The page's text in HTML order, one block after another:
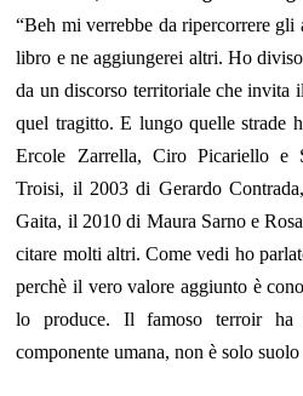
“Beh mi verrebbe da ripercorrere gli
libro e ne aggiungerei altri. Ho
da un discorso territoriale che invita
quel tragitto. E lungo quelle strade
Ercole Zarrella, Ciro Picariello e
Troisi, il 2003 di Gerardo
Gaita, il 2010 di Maura Sarno e
citare molti altri. Come vedi ho
perchè il vero valore aggiunto è
lo produce. Il famoso terroir ha
componente umana, non è solo